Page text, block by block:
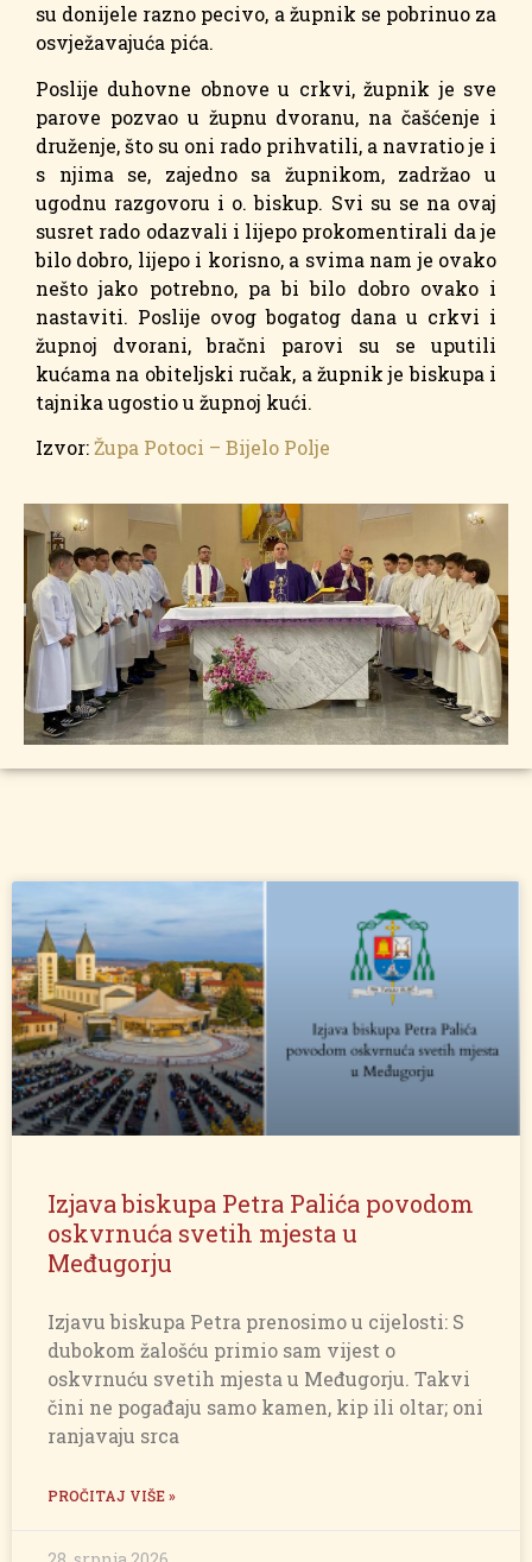
su donijele razno pecivo, a župnik se pobrinuo za
osvježavajuća pića.
Poslije duhovne obnove u crkvi, župnik je sve
parove pozvao u župnu dvoranu, na čašćenje i
druženje, što su oni rado prihvatili, a navratio je i
s njima se, zajedno sa župnikom, zadržao u
ugodnu razgovoru i o. biskup. Svi su se na ovaj
susret rado odazvali i lijepo prokomentirali da je
bilo dobro, lijepo i korisno, a svima nam je ovako
nešto jako potrebno, pa bi bilo dobro ovako i
nastaviti. Poslije ovog bogatog dana u crkvi i
župnoj dvorani, bračni parovi su se uputili
kućama na obiteljski ručak, a župnik je biskupa i
tajnika ugostio u župnoj kući.
Izvor:Župa Potoci – Bijelo Polje
Izjava biskupa Petra Palića povodom
oskvrnuća svetih mjesta u
Međugorju
Izjavu biskupa Petra prenosimo u cijelosti: S
dubokom žalošću primio sam vijest o
oskvrnuću svetih mjesta u Međugorju. Takvi
čini ne pogađaju samo kamen, kip ili oltar; oni
ranjavaju srca
PROČITAJ VIŠE »